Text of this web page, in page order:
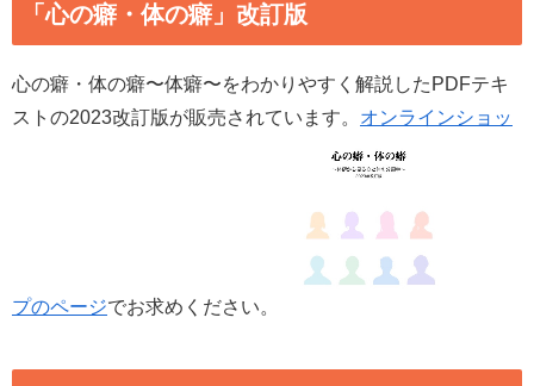
「心の癖・体の癖」改訂版
心の癖・体の癖〜体癖〜をわかりやすく解説したPDFテキ
ストの2023改訂版が販売されています。 オンラインショッ
プのページでお求めください。